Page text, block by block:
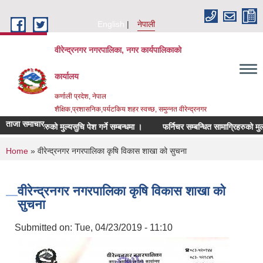
English
नेपाली
वीरेन्द्रनगर नगरपालिका, नगर कार्यपालिकाको
कार्यालय
कर्णाली प्रदेश, नेपाल
शैक्षिक,प्रशासनिक,पर्यटकिय शहर स्वच्छ, समुन्नत वीरेन्द्रनगर
ताजा समाचार
मसलन्सद सामाग्रिहरुको मुल्यसुचि पेश गर्ने सम्बन्धमा । फर्निचर सम्बन्धित सामाग्रिहरुको
You are here
Home » वीरेन्द्रनगर नगरपालिका कृषि विकास शाखा को सुचना
वीरेन्द्रनगर नगरपालिका कृषि विकास शाखा को
सुचना
Submitted on: Tue, 04/23/2019 - 11:10